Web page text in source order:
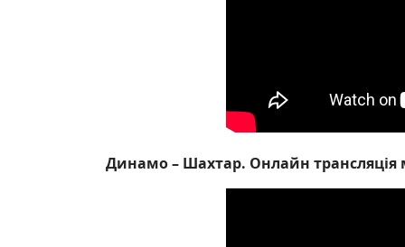
Динамо – Шахтар. Онлайн трансляція